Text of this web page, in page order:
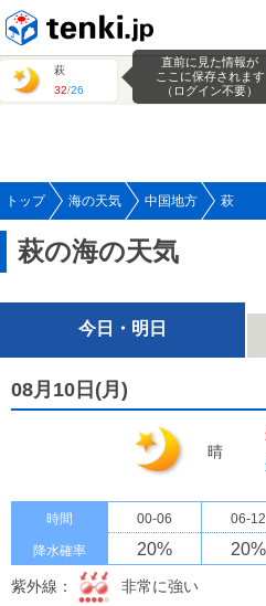
萩
32/26
直前に見た情報が
ここに保存されます
（ログイン不要）
トップ 海の天気 中国地方 萩
萩の海の天気
今日・明日
08月10日(月 )
晴
時間 00-06 06-12
降水確率 20% 20%
紫外線： 非常に強い